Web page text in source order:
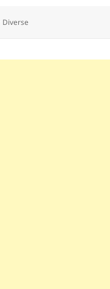
Categorii
Diverse